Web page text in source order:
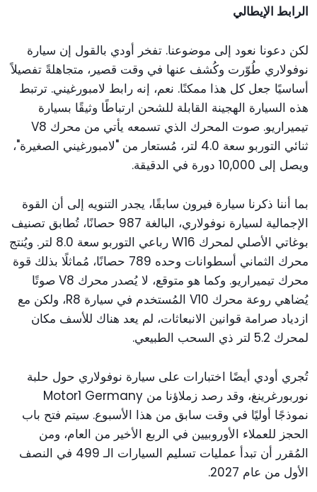
الرابط الإيطالي
لكن دعونا نعود إلى موضوعنا. تفخر أودي بالقول إن سيارة
نوفولاري طُوّرت وكُشف عنها في وقت قصير، متجاهلةً تفصيلاً
أساسيًا جعل كل هذا ممكنًا. نعم، إنه رابط لامبورغيني. ترتبط
هذه السيارة الهجينة القابلة للشحن ارتباطًا وثيقًا بسيارة
تيميراريو. صوت المحرك الذي تسمعه يأتي من محرك V8
ثنائي التوربو سعة 4.0 لتر، مُستعار من "لامبورغيني الصغيرة"،
ويصل إلى 10,000 دورة في الدقيقة.
بما أننا ذكرنا سيارة فيرون سابقًا، يجدر التنويه إلى أن القوة
الإجمالية لسيارة نوفولاري، البالغة 987 حصانًا، تُطابق تصنيف
بوغاتي الأصلي لمحرك W16 رباعي التوربو سعة 8.0 لتر. ويُنتج
محرك الثماني أسطوانات وحده 789 حصانًا، مُماثلًا بذلك قوة
محرك تيميراريو. وكما هو متوقع، لا يُصدر محرك V8 صوتًا
يُضاهي روعة محرك V10 المُستخدم في سيارة R8، ولكن مع
ازدياد صرامة قوانين الانبعاثات، لم يعد هناك للأسف مكان
لمحرك 5.2 لتر ذي السحب الطبيعي.
تُجري أودي أيضًا اختبارات على سيارة نوفولاري حول حلبة
نوربورغرينغ، وقد رصد زملاؤنا من Motor1 Germany
نموذجًا أوليًا في وقت سابق من هذا الأسبوع. سيتم فتح باب
الحجز للعملاء الأوروبيين في الربع الأخير من العام، ومن
المُقرر أن تبدأ عمليات تسليم السيارات الـ 499 في النصف
الأول من عام 2027.